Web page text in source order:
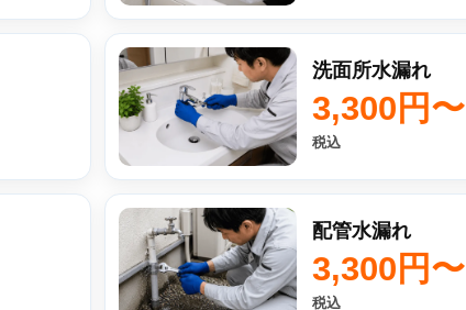
洗面所水漏れ
3,300円〜
税込
配管水漏れ
3,300円〜
税込